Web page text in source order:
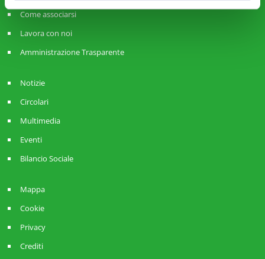
Come associarsi
Lavora con noi
Amministrazione Trasparente
Notizie
Circolari
Multimedia
Eventi
Bilancio Sociale
Mappa
Cookie
Privacy
Crediti